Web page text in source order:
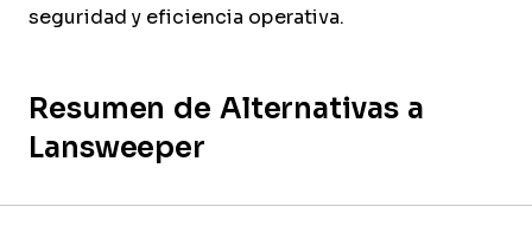
seguridad y eficiencia operativa.
Resumen de Alternativas a
Lansweeper